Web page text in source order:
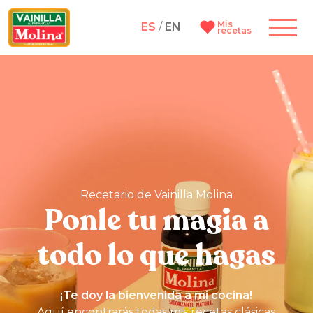
ES / EN Mis
recetas
Recetario de Vainilla Molina
Ponle tu magia a
todo lo que hagas
¡Te doy la bienvenida a mi cocina!